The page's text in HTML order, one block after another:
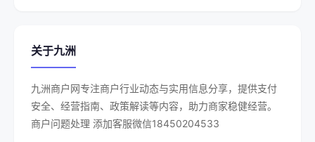
关于九洲
九洲商户网专注商户行业动态与实用信息分享，提供支付
安全、经营指南、政策解读等内容，助力商家稳健经营。
商户问题处理 添加客服微信18450204533